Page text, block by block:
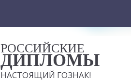
РОССИЙСКИЕ
ДИПЛОМЫ
НАСТОЯЩИЙ ГОЗНАК!